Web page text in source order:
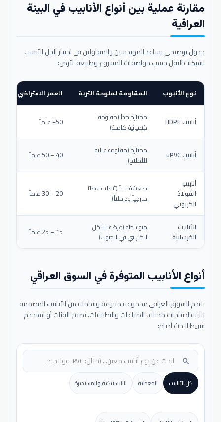
مقارنة عملية بين أنواع الأنابيب في البيئة
العراقية
جدول توضيحي يساعد المهندسين والمقاولين في اختيار الحل الأنسب
لشبكات النقل حسب مواصفات المشروع وطبيعة الأرض:
نوع الأنبوب المقاومة لملوحة التربة العمر الافتراضي
أنابيب HDPE
ممتازة جداً (مقاومة
كيميائية كاملة)
50+ عاماً
أنابيب uPVC
ممتازة (مقاومة عالية
للأملاح)
40 – 50 عاماً
أنابيب
الفولاذ
الكربوني
ضعيفة جداً (تتطلب عطلاً
خارجياً وداخلياً)
20 – 30 عاماً
الأنابيب
الخرسانية
متوسطة (عرضة للتآكل
الكبريتي في الجنوب)
15 – 25 عاماً
أنواع الأنابيب المتوفرة في السوق العراقي
يقدم السوق العراقي مجموعة متنوعة وشاملة من الأنابيب المصممة
لتلبية احتياجات مختلف الصناعات والتطبيقات. تصفح الفئات أو استخدم
شريط البحث أدناه:
search
كل الأنابيب المعدنية البلاستيكية والمستديرة